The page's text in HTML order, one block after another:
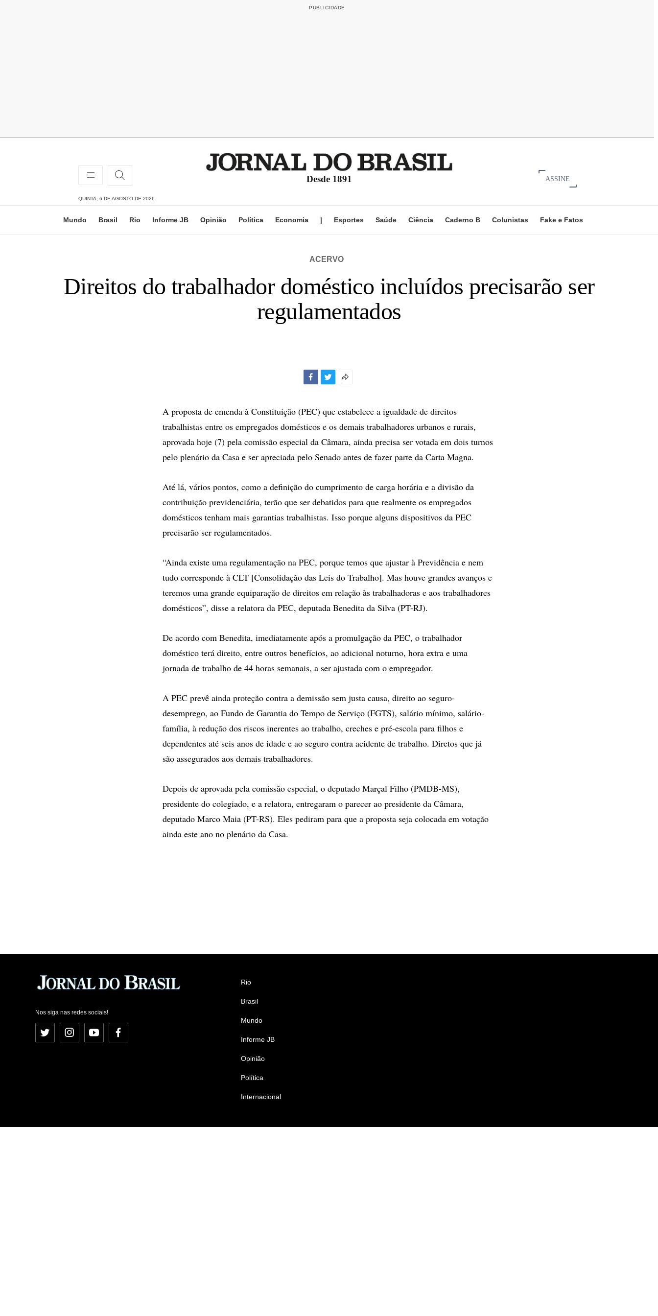
Desde 1891 ASSINE
QUINTA, 6 DE AGOSTO DE 2026
Mundo Brasil Rio Informe JB Opinião Política Economia | Esportes Saúde Ciência Caderno B Colunistas Fake e Fatos
ACERVO
Direitos do trabalhador doméstico incluídos precisarão ser
regulamentados
compartilhamento
A proposta de emenda à Constituição (PEC) que estabelece a igualdade de direitos
trabalhistas entre os empregados domésticos e os demais trabalhadores urbanos e rurais,
aprovada hoje (7) pela comissão especial da Câmara, ainda precisa ser votada em dois turnos
pelo plenário da Casa e ser apreciada pelo Senado antes de fazer parte da Carta Magna.
Até lá, vários pontos, como a definição do cumprimento de carga horária e a divisão da
contribuição previdenciária, terão que ser debatidos para que realmente os empregados
domésticos tenham mais garantias trabalhistas. Isso porque alguns dispositivos da PEC
precisarão ser regulamentados.
“Ainda existe uma regulamentação na PEC, porque temos que ajustar à Previdência e nem
tudo corresponde à CLT [Consolidação das Leis do Trabalho]. Mas houve grandes avanços e
teremos uma grande equiparação de direitos em relação às trabalhadoras e aos trabalhadores
domésticos”, disse a relatora da PEC, deputada Benedita da Silva (PT-RJ).
De acordo com Benedita, imediatamente após a promulgação da PEC, o trabalhador
doméstico terá direito, entre outros benefícios, ao adicional noturno, hora extra e uma
jornada de trabalho de 44 horas semanais, a ser ajustada com o empregador.
A PEC prevê ainda proteção contra a demissão sem justa causa, direito ao seguro-
desemprego, ao Fundo de Garantia do Tempo de Serviço (FGTS), salário mínimo, salário-
família, à redução dos riscos inerentes ao trabalho, creches e pré-escola para filhos e
dependentes até seis anos de idade e ao seguro contra acidente de trabalho. Diretos que já
são assegurados aos demais trabalhadores.
Depois de aprovada pela comissão especial, o deputado Marçal Filho (PMDB-MS),
presidente do colegiado, e a relatora, entregaram o parecer ao presidente da Câmara,
deputado Marco Maia (PT-RS). Eles pediram para que a proposta seja colocada em votação
ainda este ano no plenário da Casa.
Nos siga nas redes sociais!
Twitter InstagramYouTubeFacebook
Rio
Brasil
Mundo
Informe JB
Opinião
Política
Internacional